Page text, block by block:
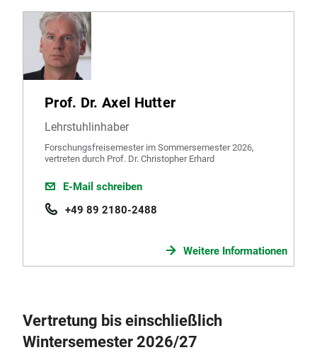
Prof. Dr. Axel Hutter
Lehrstuhlinhaber
Forschungsfreisemester im Sommersemester 2026,
vertreten durch Prof. Dr. Christopher Erhard
E-Mail schreiben
+49 89 2180-2488
Weitere Informationen
Vertretung bis einschließlich
Wintersemester 2026/27